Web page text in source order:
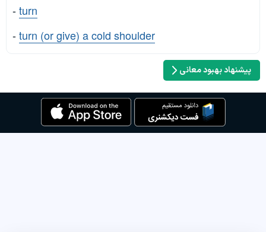
-turn
-turn (or give) a cold shoulder
پیشنهاد بهبود معانی